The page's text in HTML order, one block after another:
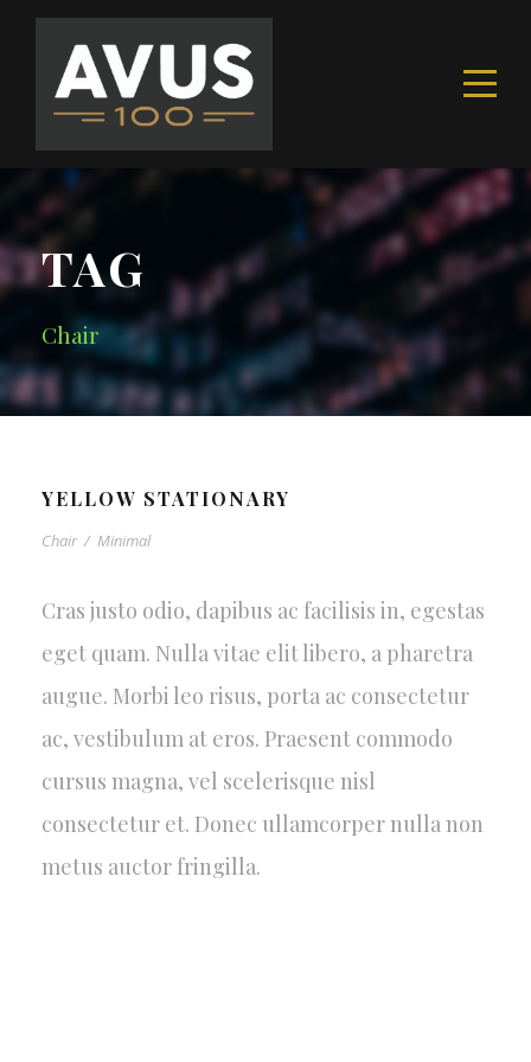
TAG
Chair
YELLOW STATIONARY
Chair / Minimal
Cras justo odio, dapibus ac facilisis in, egestas
eget quam. Nulla vitae elit libero, a pharetra
augue. Morbi leo risus, porta ac consectetur
ac, vestibulum at eros. Praesent commodo
cursus magna, vel scelerisque nisl
consectetur et. Donec ullamcorper nulla non
metus auctor fringilla.